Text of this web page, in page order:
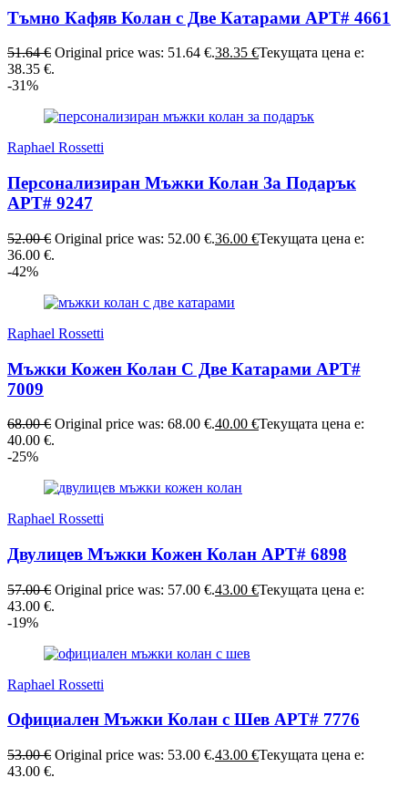
Тъмно Кафяв Колан с Две Катарами АРТ# 4661
51.64€ Original price was: 51.64 €.38.35 €Текущата цена е:
38.35 €.
-31%
Raphael Rossetti
Персонализиран Мъжки Колан За Подарък
АРТ# 9247
52.00€ Original price was: 52.00 €.36.00 €Текущата цена е:
36.00 €.
-42%
Raphael Rossetti
Мъжки Кожен Колан С Две Катарами АРТ#
7009
68.00€ Original price was: 68.00 €.40.00 €Текущата цена е:
40.00 €.
-25%
Raphael Rossetti
Двулицев Мъжки Кожен Колан АРТ# 6898
57.00€ Original price was: 57.00 €.43.00 €Текущата цена е:
43.00 €.
-19%
Raphael Rossetti
Официален Мъжки Колан с Шев АРТ# 7776
53.00€ Original price was: 53.00 €.43.00 €Текущата цена е:
43.00 €.